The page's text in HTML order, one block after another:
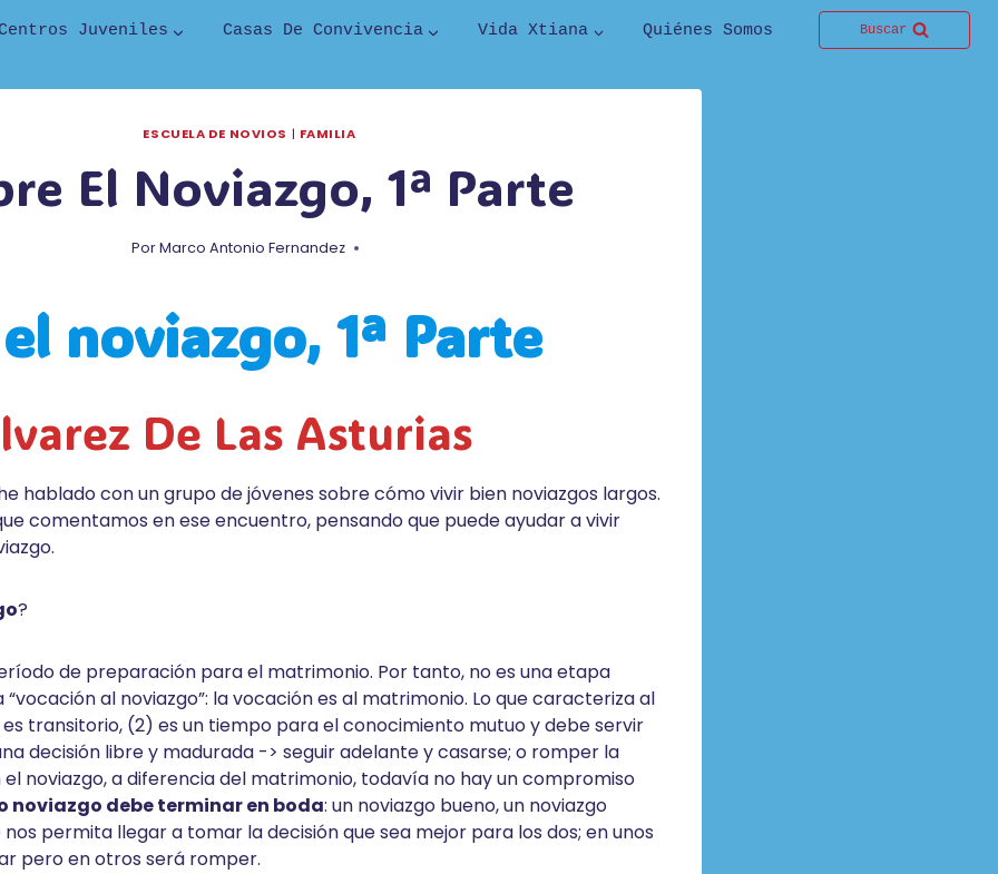
Centros Juveniles Casas De Convivencia Vida Xtiana Quiénes Somos Buscar
ESCUELA DE NOVIOS | FAMILIA
El Noviazgo, 1ª Parte
PorMarco Antonio Fernandez
noviazgo, 1ª Parte
De Las Asturias
hablado con un grupo de jóvenes sobre cómo vivir bien noviazgos largos.
comentamos en ese encuentro, pensando que puede ayudar a vivir
?
de preparación para el matrimonio. Por tanto, no es una etapa
“vocación al noviazgo”: la vocación es al matrimonio. Lo que caracteriza al
es transitorio, (2) es un tiempo para el conocimiento mutuo y debe servir
decisión libre y madurada -> seguir adelante y casarse; o romper la
el noviazgo, a diferencia del matrimonio, todavía no hay un compromiso
noviazgo debe terminar en boda: un noviazgo bueno, un noviazgo
permita llegar a tomar la decisión que sea mejor para los dos; en unos
pero en otros será romper.